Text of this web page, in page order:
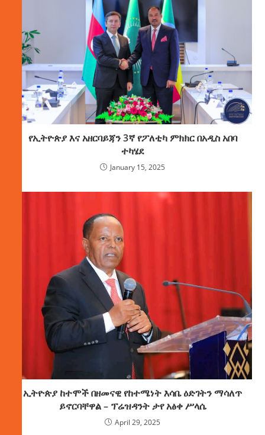
የኢትዮጵያ እና አዘርባይጃን 3ኛ የፖለቲካ ምክክር በአዲስ አበባ
ተካሄደ
January 15, 2025
ኢትዮጵያ ከተሞች በዘመናዊ የከተሜነት እሳቤ ዕድገትን ማሳለጥ
ይኖርባቸዋል – ፕሬዝዳንት ታየ አፅቀ ሥላሴ
April 29, 2025